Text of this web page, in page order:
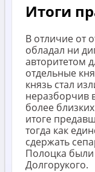
Итоги
В отличие от
обладал ни
авторитетом
отдельные
князь стал
неразборчив
более
итоге
тогда как
сдержать
Полоцка
Долгорукого.